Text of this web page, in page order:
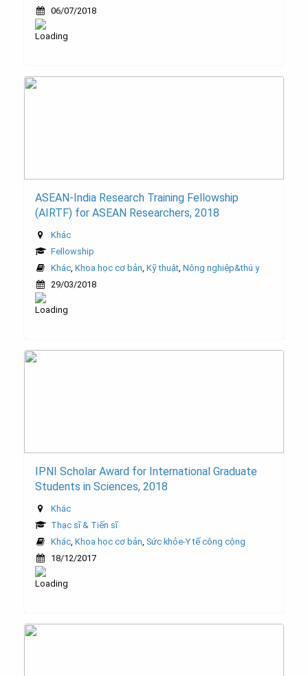
06/07/2018
ASEAN-India Research Training Fellowship
(AIRTF) for ASEAN Researchers, 2018
Khác
Fellowship
Khác Khoa học cơ bản Kỹ thuật Nông nghiệp&thú y
29/03/2018
IPNI Scholar Award for International Graduate
Students in Sciences, 2018
Khác
Thạc sĩ & Tiến sĩ
Khác Khoa học cơ bản Sức khỏe-Y tế công cộng
18/12/2017